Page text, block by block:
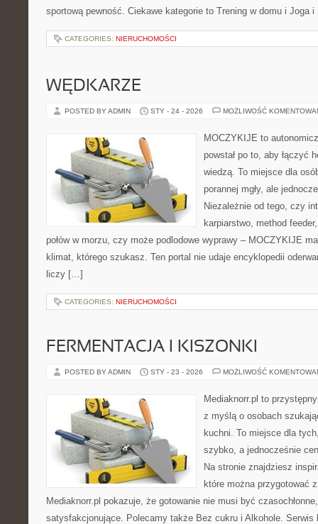
sportową pewność. Ciekawe kategorie to Trening w domu i Joga
CATEGORIES: NIERUCHOMOŚCI
WĘDKARZE
POSTED BY ADMIN STY - 24 - 2026 MOŻLIWOŚĆ
MOCZYKIJE to
powstał po to, aby łączyć
wiedzą. To miejsce dla
porannej mgły, ale
Niezależnie od tego, czy
karpiarstwo, method
połów w morzu, czy może podlodowe wyprawy – MOCZYKIJE
klimat, którego szukasz. Ten portal nie udaje encyklopedii
liczy […]
CATEGORIES: NIERUCHOMOŚCI
FERMENTACJA I KISZONKI
POSTED BY ADMIN STY - 23 - 2026 MOŻLIWOŚĆ
Mediaknorr.pl to
z myślą o osobach
kuchni. To miejsce dla
szybko, a jednocześnie
Na stronie znajdziesz
które można przygotować
Mediaknorr.pl pokazuje, że gotowanie nie musi być
satysfakcjonujące. Polecamy także Bez cukru i Alkohole. Serwis